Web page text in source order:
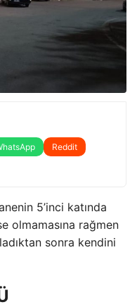
Reddit
5’inci katında
olmamasına rağmen
sonra kendini